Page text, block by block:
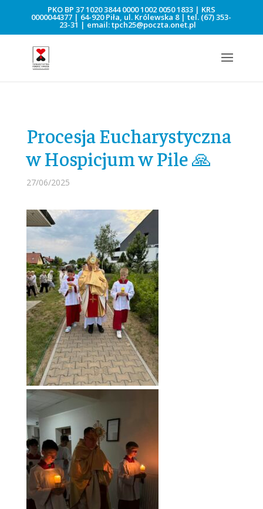
PKO BP 37 1020 3844 0000 1002 0050 1833 | KRS
0000044377 | 64-920 Piła, ul. Królewska 8 | tel. (67) 353-
23-31 | email:tpch25@poczta.onet.pl
Procesja Eucharystyczna
w Hospicjum w Pile 🙏
27/06/2025